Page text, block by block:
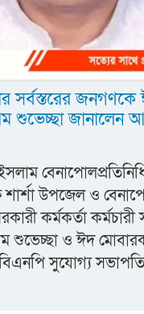
সর্বস্তরের
শুভেচ্ছা জানালেন
উপজেল ও
কর্মকর্তা কর্মচারী
শুভেচ্ছা ও ঈদ
সুযোগ্য সভাপতি